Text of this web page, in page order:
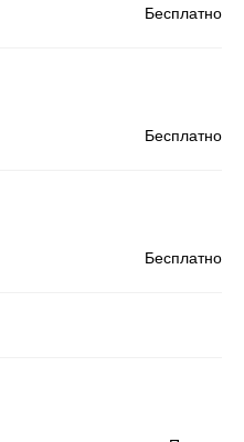
Бесплатно
Бесплатно
Бесплатно